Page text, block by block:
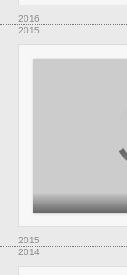
2016
2015
2015
2014